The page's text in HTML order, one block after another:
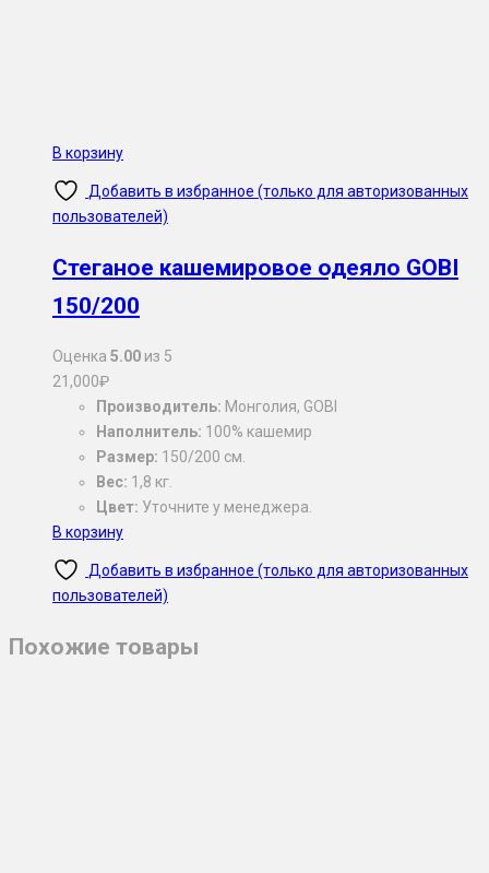
В корзину
Добавить в избранное (только для авторизованных
пользователей)
Стеганое кашемировое одеяло GOBI
150/200
Оценка 5.00 из 5
21,000₽
Производитель: Монголия, GOBI
Наполнитель: 100% кашемир
Размер: 150/200 см.
Вес: 1,8 кг.
Цвет: Уточните у менеджера.
В корзину
Добавить в избранное (только для авторизованных
пользователей)
Похожие товары